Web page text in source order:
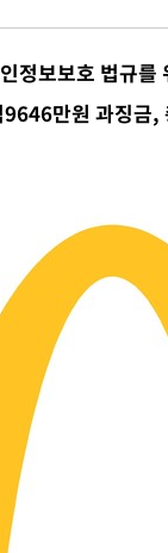
는 승부차기 끝
청 "태풍 지나며 폭염
구협회…11시간 걸린
출발…나스닥 0.3%↓,
단거리탄도미사일…감
발사체는 탄도미사일
스 장애 발생…"원인
미상 발사체 발사"
한밤 열대야도 계속[내
전도 폭염 취소…11일
경엔 美의 대한국 무
협회…초유의 압수수
고치 경신…영등포 순
압수수색…내란 중요
정보보호 법규를
9646만원 과징금